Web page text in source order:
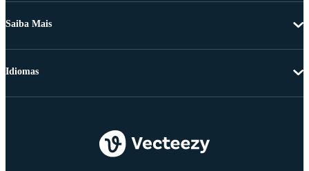
Saiba Mais
Idiomas